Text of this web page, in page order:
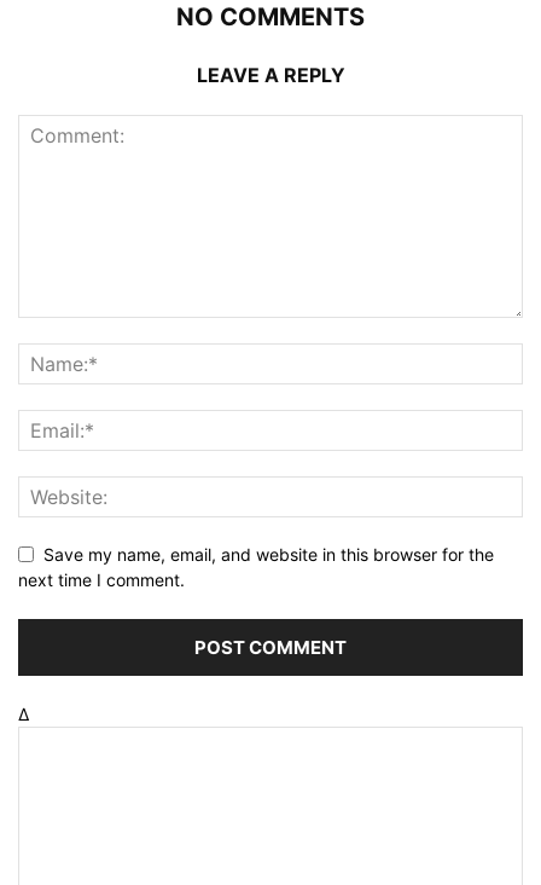
NO COMMENTS
LEAVE A REPLY
Save my name, email, and website in this browser for the
next time I comment.
Δ